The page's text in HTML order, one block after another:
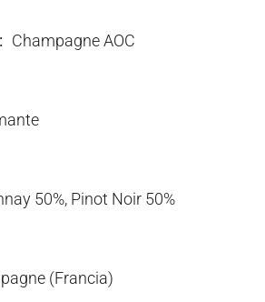
Champagne AOC
50%, Pinot Noir 50%
(Francia)